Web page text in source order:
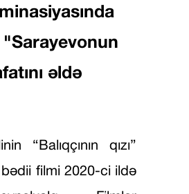
əldə
“Balıqçının qızı”
bədii filmi 2020-ci ildə